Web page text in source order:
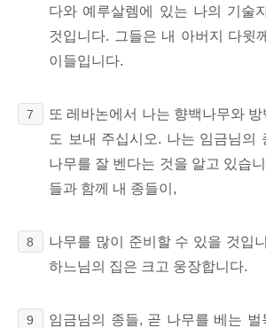
다와 예루살렘에 있는 나의 기술
것입니다. 그들은 내 아버지 다윗
이들입니다.
7
또 레바논에서 나는 향백나무와
도
보내 주십시오. 나는 임금님의
나무를 잘 벤다는 것을 알고 있습
들과 함께 내 종들이,
8
나무를 많이 준비할 수 있을 것입
하느님의 집은 크고 웅장합니다.
9
임금님의 종들, 곧 나무를 베는 벌